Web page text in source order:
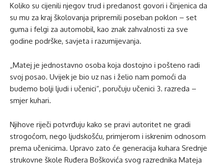
Koliko su cijenili njegov trud i predanost govori i činjenica da
su mu za kraj školovanja pripremili poseban poklon – set
guma i felgi za automobil, kao znak zahvalnosti za sve
godine podrške, savjeta i razumijevanja.
„Matej je jednostavno osoba koja dostojno i pošteno radi
svoj posao. Uvijek je bio uz nas i želio nam pomoći da
budemo bolji ljudi i učenici“, poručuju učenici 3. razreda –
smjer kuhari.
Njihove riječi potvrđuju kako se pravi autoritet ne gradi
strogoćom, nego ljudskošću, primjerom i iskrenim odnosom
prema učenicima. Upravo zato će generacija kuhara Srednje
strukovne škole Ruđera Boškovića svog razrednika Mateja